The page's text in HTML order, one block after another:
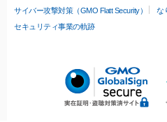
サイバー攻撃対策（GMO Flatt Security）
な
セキュリティ事業の軌跡